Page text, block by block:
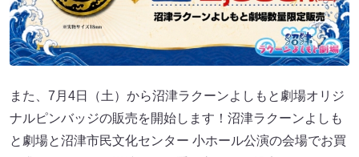
また、7月4日（土）から沼津ラクーンよしもと劇場オリジ
ナルピンバッジの販売を開始します！沼津ラクーンよしも
と劇場と沼津市民文化センター 小ホール公演の会場でお買